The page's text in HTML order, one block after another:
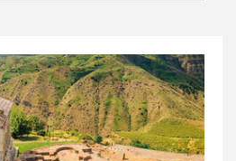
anche dopo il ritorno.
aeroporto a/r: V1-V2-V3-V4